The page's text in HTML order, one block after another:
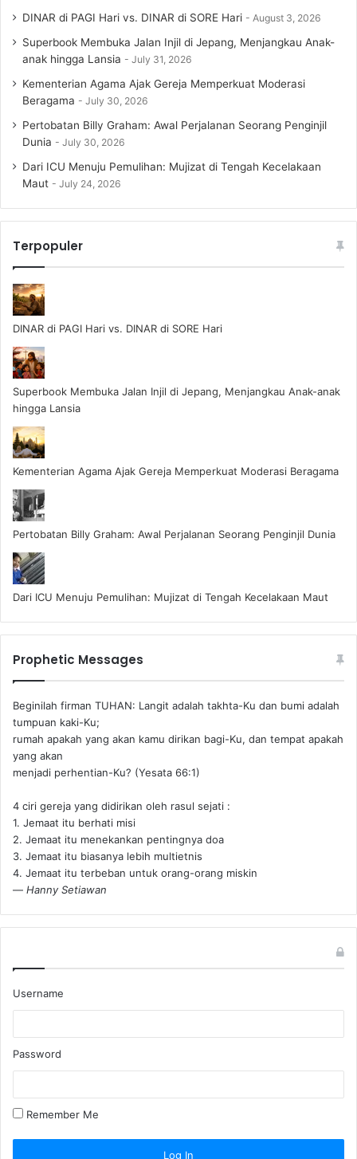
DINAR di PAGI Hari vs. DINAR di SORE Hari August 3, 2026
Superbook Membuka Jalan Injil di Jepang, Menjangkau Anak-
anak hingga Lansia
July 31, 2026
Kementerian Agama Ajak Gereja Memperkuat Moderasi
Beragama
July 30, 2026
Pertobatan Billy Graham: Awal Perjalanan Seorang Penginjil
Dunia
July 30, 2026
Dari ICU Menuju Pemulihan: Mujizat di Tengah Kecelakaan
Maut
July 24, 2026
Terpopuler
DINAR di PAGI Hari vs. DINAR di SORE Hari
Superbook Membuka Jalan Injil di Jepang, Menjangkau Anak-anak
hingga Lansia
Kementerian Agama Ajak Gereja Memperkuat Moderasi Beragama
Pertobatan Billy Graham: Awal Perjalanan Seorang Penginjil Dunia
Dari ICU Menuju Pemulihan: Mujizat di Tengah Kecelakaan Maut
Prophetic Messages
Beginilah firman TUHAN: Langit adalah takhta-Ku dan bumi adalah
tumpuan kaki-Ku;
rumah apakah yang akan kamu dirikan bagi-Ku, dan tempat apakah
yang akan
menjadi perhentian-Ku? (Yesata 66:1) ‪
4 ciri gereja yang didirikan oleh rasul sejati :
1. Jemaat itu berhati misi
2. Jemaat itu menekankan pentingnya doa
3. Jemaat itu biasanya lebih multietnis
4. Jemaat itu terbeban untuk orang-orang miskin
— Hanny Setiawan
Username
Password
Remember Me